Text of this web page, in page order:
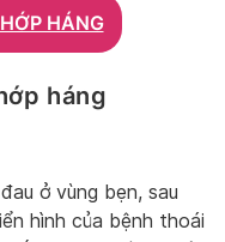
HÁNG
háng
ở vùng bẹn, sau
hình của bệnh thoái